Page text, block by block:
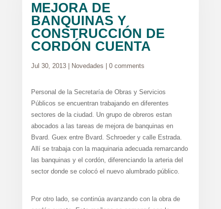
MEJORA DE
BANQUINAS Y
CONSTRUCCIÓN DE
CORDÓN CUENTA
Jul 30, 2013| Novedades 0 comments
Personal de la Secretaría de Obras y Servicios
Públicos se encuentran trabajando en diferentes
sectores de la ciudad. Un grupo de obreros estan
abocados a las tareas de mejora de banquinas en
Bvard. Guex entre Bvard. Schroeder y calle Estrada.
Allí se trabaja con la maquinaria adecuada remarcando
las banquinas y el cordón, diferenciando la arteria del
sector donde se colocó el nuevo alumbrado público.
Por otro lado, se continúa avanzando con la obra de